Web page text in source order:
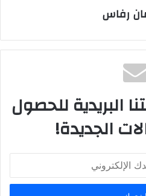
رفاس
البريدية للحصول
الجديدة!